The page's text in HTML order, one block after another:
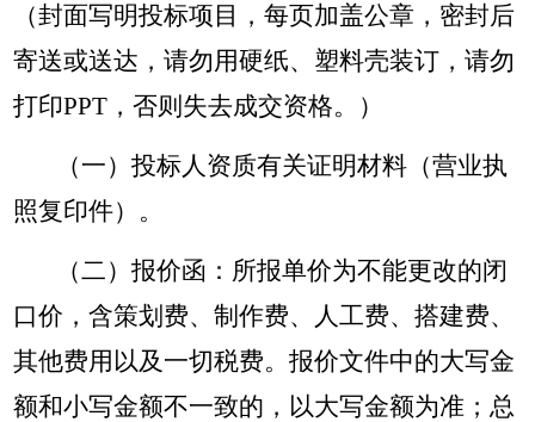
（封面写明投标项目，每页加盖公章，密封后
寄送或送达，请勿用硬纸、塑料壳装订，请勿
打印PPT，否则失去成交资格。）
（一）投标人资质有关证明材料（营业执
照复印件）。
（二）报价函：所报单价为不能更改的闭
口价，含策划费、制作费、人工费、搭建费、
其他费用以及一切税费。报价文件中的大写金
额和小写金额不一致的，以大写金额为准；总